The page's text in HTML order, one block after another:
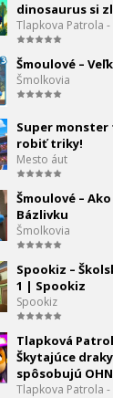
Super Truck
Super Truck
deň zmrzliny!
Superboxer
0:00
Super Truck
Super Truck
Super
robiť triky!
dinosaurus si
Tlapkova Patrola -
Šmoulové –
Šmolkovia
Super monster
robiť triky!
Mesto áut
Šmoulové –
Bázlivku
Šmolkovia
Spookiz –
1 | Spookiz
Spookiz
Tlapková
Škytajúce draky
spôsobujú
Tlapkova Patrola -